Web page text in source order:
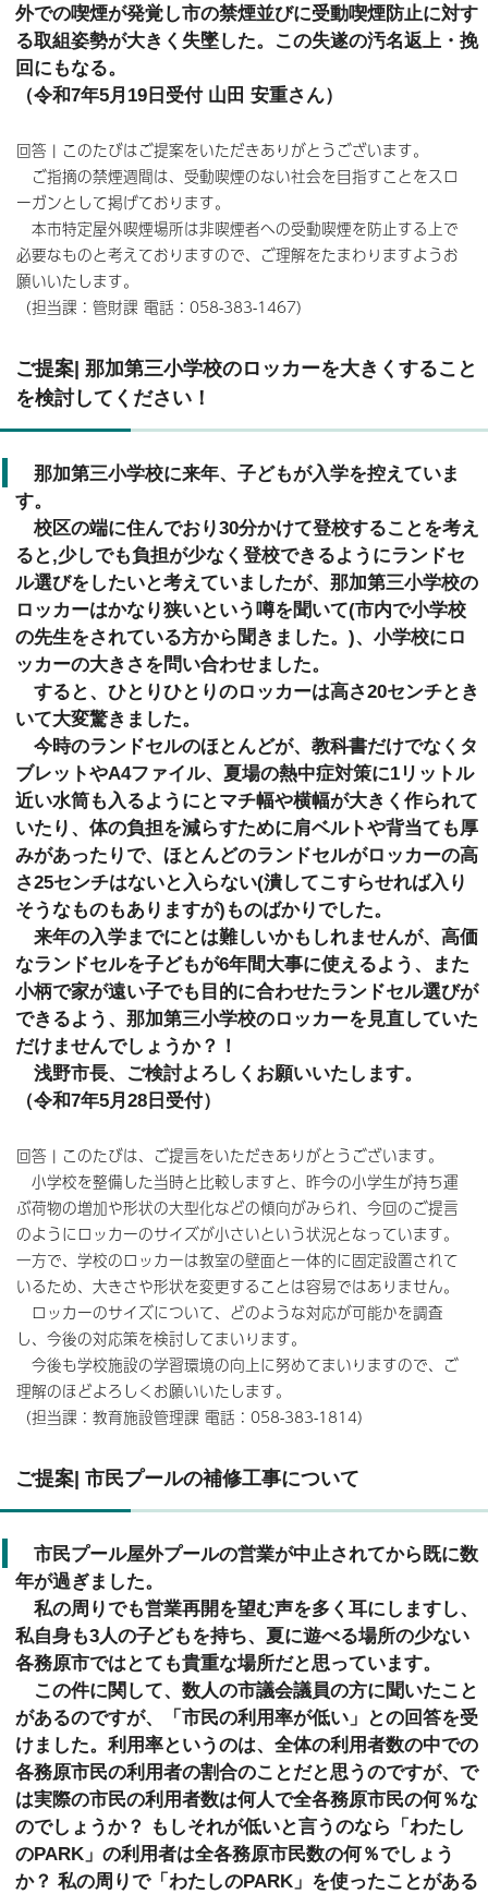
外での喫煙が発覚し市の禁煙並びに受動喫煙防止に対す
る取組姿勢が大きく失墜した。この失遂の汚名返上・挽
回にもなる。
（令和7年5月19日受付 山田 安重さん）
回答 | このたびはご提案をいただきありがとうございます。
ご指摘の禁煙週間は、受動喫煙のない社会を目指すことをスロ
ーガンとして掲げております。
本市特定屋外喫煙場所は非喫煙者への受動喫煙を防止する上で
必要なものと考えておりますので、ご理解をたまわりますようお
願いいたします。
（担当課：管財課 電話：058-383-1467）
ご提案| 那加第三小学校のロッカーを大きくすること
を検討してください！
那加第三小学校に来年、子どもが入学を控えていま
す。
校区の端に住んでおり30分かけて登校することを考え
ると,少しでも負担が少なく登校できるようにランドセ
ル選びをしたいと考えていましたが、那加第三小学校の
ロッカーはかなり狭いという噂を聞いて(市内で小学校
の先生をされている方から聞きました。)、小学校にロ
ッカーの大きさを問い合わせました。
すると、ひとりひとりのロッカーは高さ20センチとき
いて大変驚きました。
今時のランドセルのほとんどが、教科書だけでなくタ
ブレットやA4ファイル、夏場の熱中症対策に1リットル
近い水筒も入るようにとマチ幅や横幅が大きく作られて
いたり、体の負担を減らすために肩ベルトや背当ても厚
みがあったりで、ほとんどのランドセルがロッカーの高
さ25センチはないと入らない(潰してこすらせれば入り
そうなものもありますが)ものばかりでした。
来年の入学までにとは難しいかもしれませんが、高価
なランドセルを子どもが6年間大事に使えるよう、また
小柄で家が遠い子でも目的に合わせたランドセル選びが
できるよう、那加第三小学校のロッカーを見直していた
だけませんでしょうか？！
浅野市長、ご検討よろしくお願いいたします。
（令和7年5月28日受付）
回答 | このたびは、ご提言をいただきありがとうございます。
小学校を整備した当時と比較しますと、昨今の小学生が持ち運
ぶ荷物の増加や形状の大型化などの傾向がみられ、今回のご提言
のようにロッカーのサイズが小さいという状況となっています。
一方で、学校のロッカーは教室の壁面と一体的に固定設置されて
いるため、大きさや形状を変更することは容易ではありません。
ロッカーのサイズについて、どのような対応が可能かを調査
し、今後の対応策を検討してまいります。
今後も学校施設の学習環境の向上に努めてまいりますので、ご
理解のほどよろしくお願いいたします。
（担当課：教育施設管理課 電話：058-383-1814）
ご提案| 市民プールの補修工事について
市民プール屋外プールの営業が中止されてから既に数
年が過ぎました。
私の周りでも営業再開を望む声を多く耳にしますし、
私自身も3人の子どもを持ち、夏に遊べる場所の少ない
各務原市ではとても貴重な場所だと思っています。
この件に関して、数人の市議会議員の方に聞いたこと
があるのですが、「市民の利用率が低い」との回答を受
けました。利用率というのは、全体の利用者数の中での
各務原市民の利用者の割合のことだと思うのですが、で
は実際の市民の利用者数は何人で全各務原市民の何％な
のでしょうか？ もしそれが低いと言うのなら「わたし
のPARK」の利用者は全各務原市民数の何％でしょう
か？ 私の周りで「わたしのPARK」を使ったことがある